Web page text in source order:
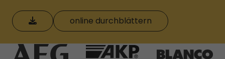
herunterladenonline durchblättern